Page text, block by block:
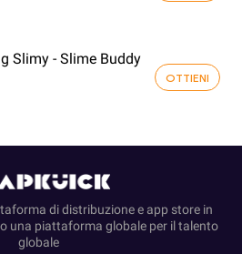
Slimy - Slime Buddy
OTTIENI
di distribuzione e app store in
una piattaforma globale per il talento
globale